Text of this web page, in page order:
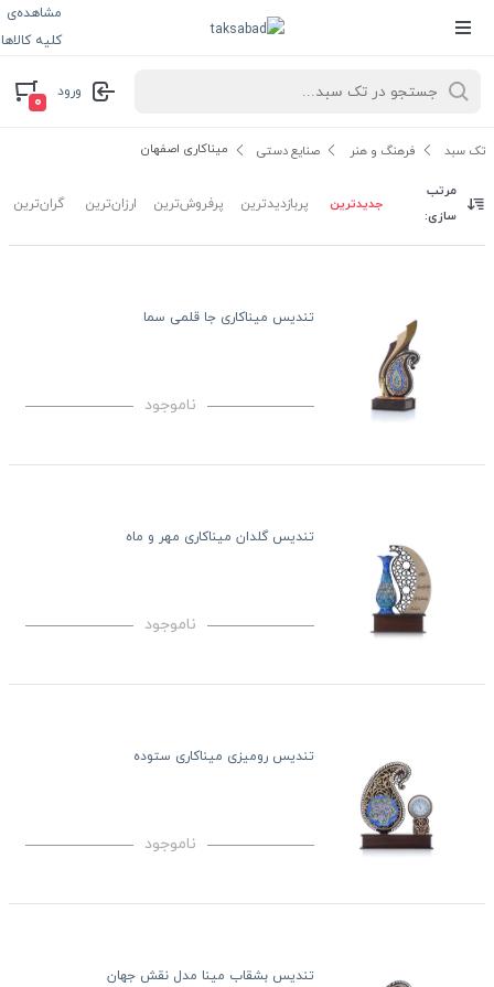
مشاهده‌ی
کلیه کالاها
ورود
۰
تک سبد فرهنگ و هنر صنایع دستی میناکاری اصفهان
مرتب
سازی:
جدیدترین پربازدیدترین پرفروش‌ترین ارزان‌ترین گران‌ترین
تندیس میناکاری جا قلمی سما
ناموجود
تندیس گلدان میناکاری مهر و ماه
ناموجود
تندیس رومیزی میناکاری ستوده
ناموجود
تندیس بشقاب مینا مدل نقش جهان